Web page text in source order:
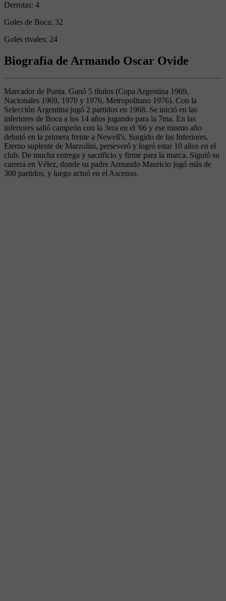
Derrotas: 4
Goles de Boca: 32
Goles rivales: 24
Biografía de Armando Oscar Ovide
Marcador de Punta. Ganó 5 títulos (Copa Argentina 1969,
Nacionales 1969, 1970 y 1976, Metropolitano 1976). Con la
Selección Argentina jugó 2 partidos en 1968. Se inició en las
inferiores de Boca a los 14 años jugando para la 7ma. En las
inferiores salió campeón con la 3era en el '66 y ese mismo año
debutó en la primera frente a Newell's. Surgido de las Inferiores.
Eterno suplente de Marzolini, perseveró y logró estar 10 años en el
club. De mucha entrega y sacrificio y firme para la marca. Siguió su
carrera en Vélez, donde su padre Armando Mauricio jugó más de
300 partidos, y luego actuó en el Ascenso.